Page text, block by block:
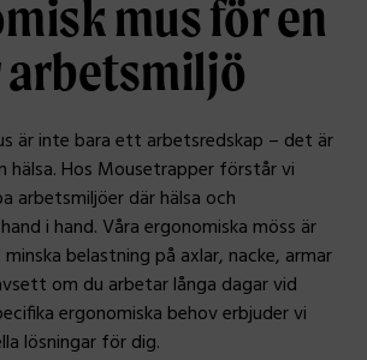
mus för en
är inte bara ett arbetsredskap – det är
hälsa. Hos Mousetrapper förstår vi
arbetsmiljöer där hälsa och
i hand. Våra ergonomiska möss är
belastning på axlar, nacke, armar
om du arbetar långa dagar vid
ergonomiska behov erbjuder vi
lösningar för dig.